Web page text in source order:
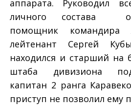
аппарата. Руководил
личного состава
помощник командира
лейтенант Сергей
находился и старший на
штаба дивизиона
капитан 2 ранга
приступ не позволил ему